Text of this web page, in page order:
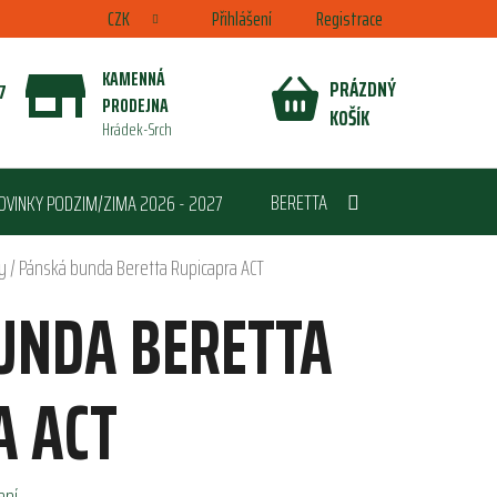
CZK Přihlášení Registrace
KAMENNÁ
PRODEJNA
Hrádek-Srch
NÁKUPNÍ
PRÁZDNÝ
KOŠÍK
PODZIM/ZIMA 2026 - 2027
BERETTA
/Pánská bunda Beretta Rupicapra ACT
BERETTA
ACT